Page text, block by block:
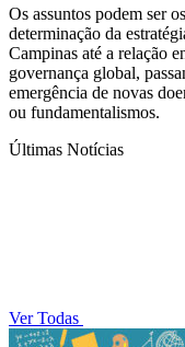
Os assuntos podem ser
determinação da
Campinas até a relação
governança global,
emergência de novas
ou fundamentalismos.
Últimas Notícias
Ver Todas